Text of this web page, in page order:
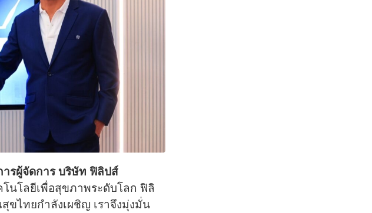
ารผู้จัดการ บริษัท ฟิลิปส์
นโลยีเพื่อสุขภาพระดับโลก ฟิลิ
ไทยกำลังเผชิญ เราจึงมุ่งมั่น